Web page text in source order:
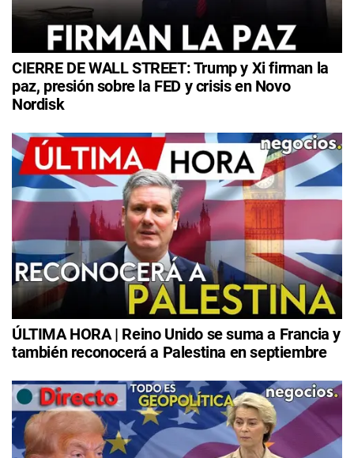
CIERRE DE WALL STREET: Trump y Xi firman la
paz, presión sobre la FED y crisis en Novo
Nordisk
ÚLTIMA HORA | Reino Unido se suma a Francia y
también reconocerá a Palestina en septiembre